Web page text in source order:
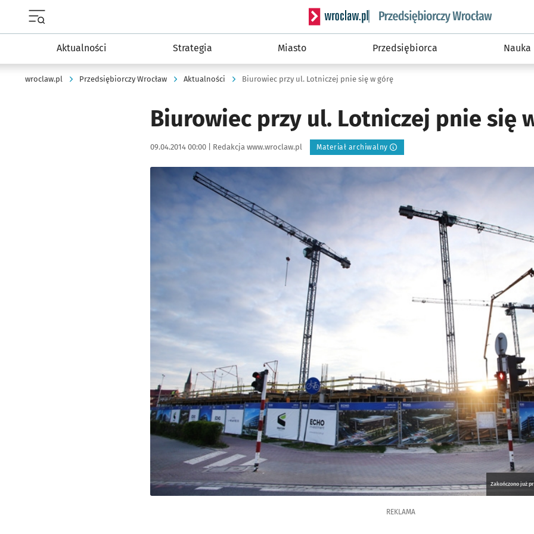
Serwis informacyjny wroclaw.pl podserwis:
Aktualności Strategia Miasto Przedsiębiorca Nauka
wroclaw.pl Przedsiębiorczy Wrocław Aktualności Biurowiec przy ul. Lotniczej pnie się w górę
Biurowiec przy ul. Lotniczej pnie się
Data publikacji:
09.04.2014 00:00 | Autor:
Redakcja www.wroclaw.pl Materiał archiwalny
Kliknij, aby powiększyć
Zakończono już
REKLAMA